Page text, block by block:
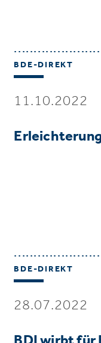
BDE-DIREKT
11.10.2022
BDE-DIREKT
28.07.2022